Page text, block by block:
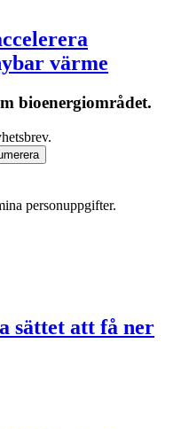
värme
bioenergiområdet.
personuppgifter.
sättet att få ner